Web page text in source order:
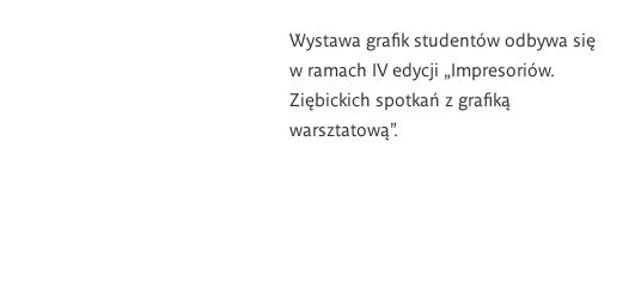
Wystawa grafik studentów odbywa się
w ramach IV edycji „Impresoriów.
Ziębickich spotkań z grafiką
warsztatową”.